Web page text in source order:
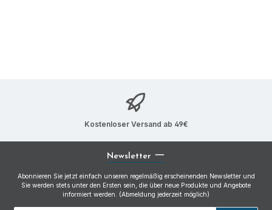
Kostenloser Versand ab 49€
Newsletter
Abonnieren Sie jetzt einfach unseren regelmäßig erscheinenden Newsletter und
Sie werden stets unter den Ersten sein, die über neue Produkte und Angebote
informiert werden. (Abmeldung jederzeit möglich)